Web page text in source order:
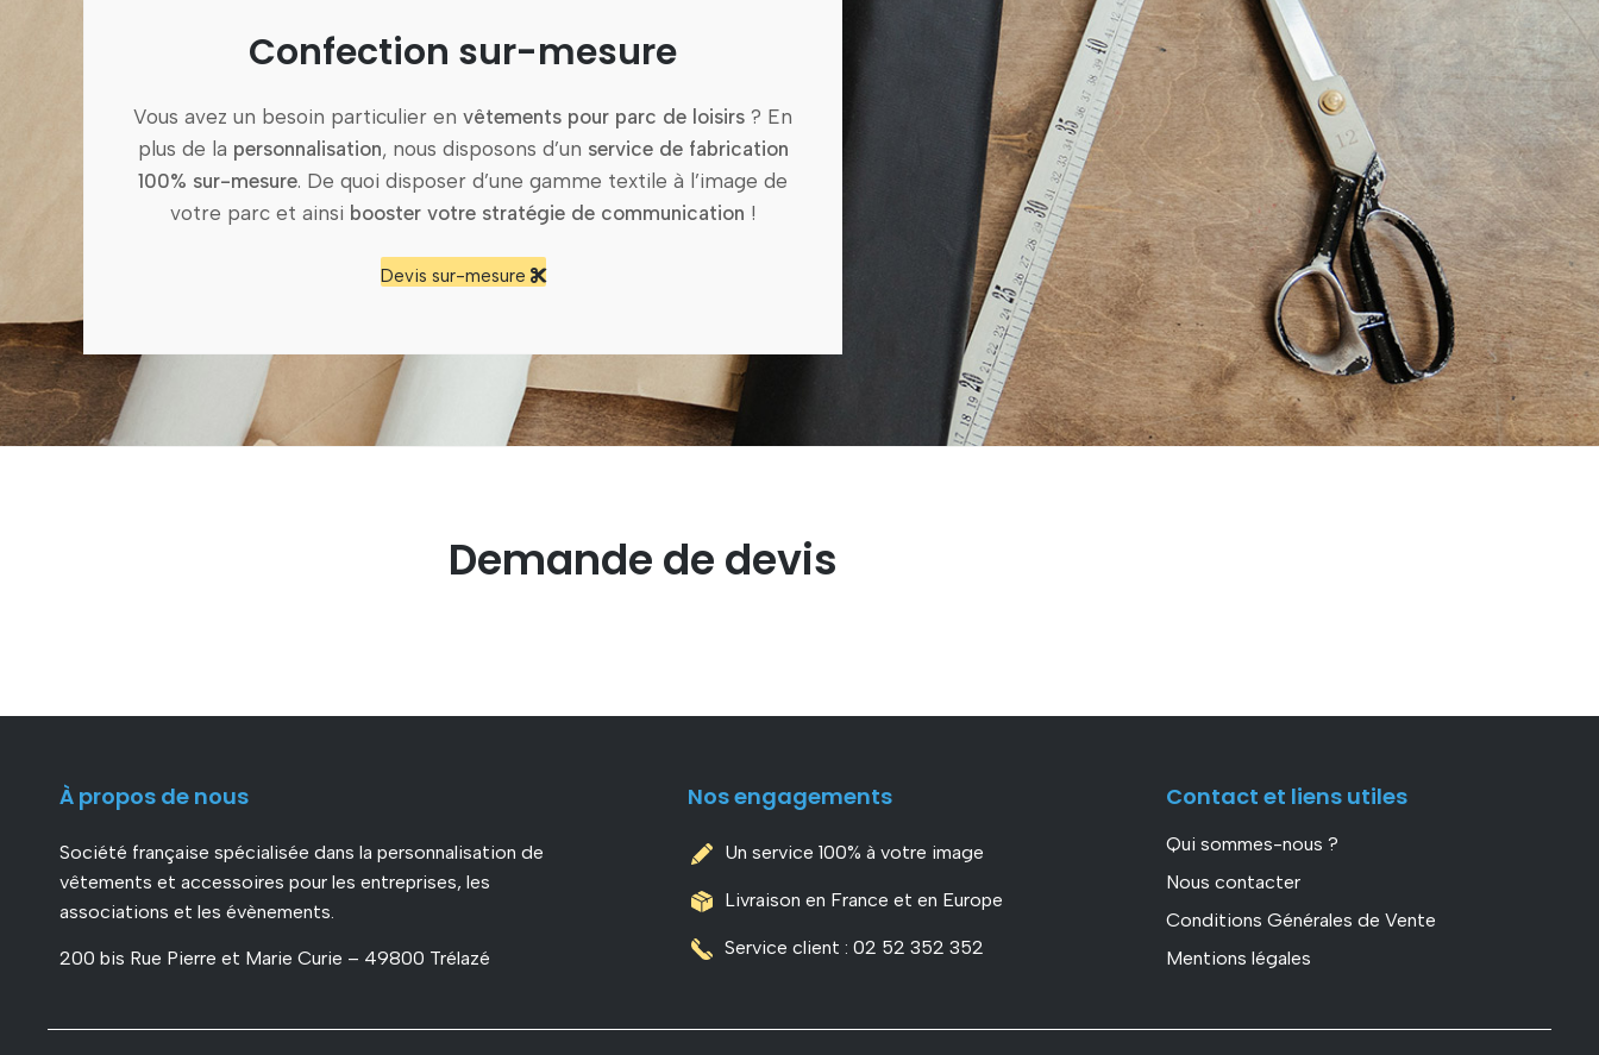
Confection sur-mesure
Vous avez un besoin particulier en vêtements pour parc de loisirs ? En
plus de la personnalisation, nous disposons d’un service de fabrication
100% sur-mesure. De quoi disposer d’une gamme textile à l’image de
votre parc et ainsi booster votre stratégie de communication !
Devis sur-mesure
Demande de devis
À propos de nous
Société française spécialisée dans la personnalisation de
vêtements et accessoires pour les entreprises, les
associations et les évènements.
200 bis Rue Pierre et Marie Curie – 49800 Trélazé
Nos engagements
Un service 100% à votre image
Livraison en France et en Europe
Service client : 02 52 352 352
Contact et liens utiles
Qui sommes-nous ?
Nous contacter
Conditions Générales de Vente
Mentions légales